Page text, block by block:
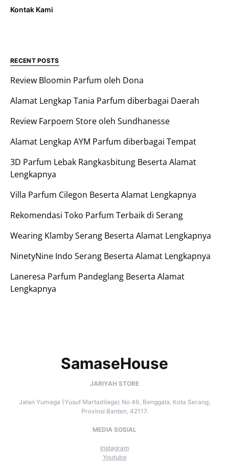
Kontak Kami
RECENT POSTS
Review Bloomin Parfum oleh Dona
Alamat Lengkap Tania Parfum diberbagai Daerah
Review Farpoem Store oleh Sundhanesse
Alamat Lengkap AYM Parfum diberbagai Tempat
3D Parfum Lebak Rangkasbitung Beserta Alamat
Lengkapnya
Villa Parfum Cilegon Beserta Alamat Lengkapnya
Rekomendasi Toko Parfum Terbaik di Serang
Wearing Klamby Serang Beserta Alamat Lengkapnya
NinetyNine Indo Serang Beserta Alamat Lengkapnya
Laneresa Parfum Pandeglang Beserta Alamat
Lengkapnya
SamaseHouse
JARIYAH STORE
Jalan Yumaga (Yusuf Martadilaga) No 46, Benggala, Kota Serang,
Provinsi Banten, 42117.
MEDIA SOSIAL
Instagram
Youtube